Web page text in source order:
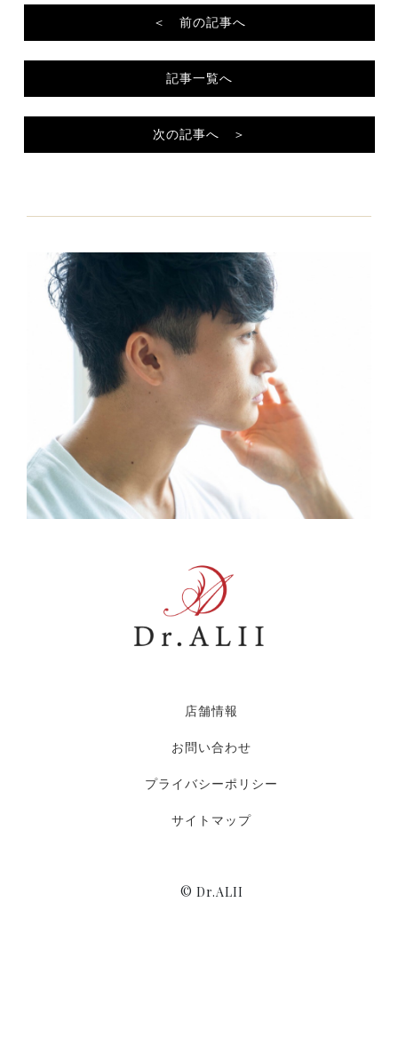
＜ 前の記事へ
記事一覧へ
次の記事へ ＞
店舗情報
お問い合わせ
プライバシーポリシー
サイトマップ
© Dr.ALII